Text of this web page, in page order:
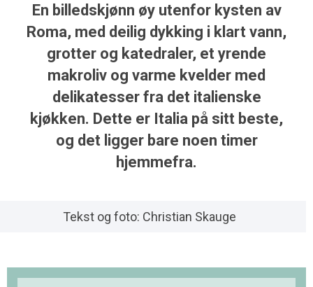
En billedskjønn øy utenfor kysten av
Roma, med deilig dykking i klart vann,
grotter og katedraler, et yrende
makroliv og varme kvelder med
delikatesser fra det italienske
kjøkken. Dette er Italia på sitt beste,
og det ligger bare noen timer
hjemmefra.
Tekst og foto: Christian Skauge